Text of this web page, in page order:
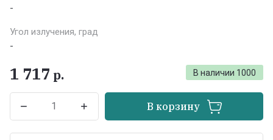
-
Угол излучения, град
-
В наличии 1000
1 717 р.
В корзину